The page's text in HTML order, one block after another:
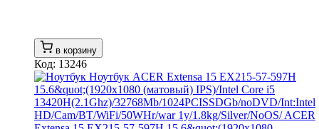
в корзину
Код: 13246